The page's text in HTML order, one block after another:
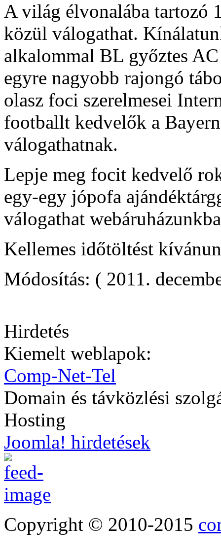
A világ élvonalába tartozó
közül válogathat.
alkalommal BL győztes
egyre nagyobb rajongó
olasz foci szerelmesei
footballt kedvelők a
válogathatnak.
Lepje meg focit kedvelő
egy-egy jópofa
válogathat
Kellemes időtöltést
Módosítás: ( 2011.
Hirdetés
Kiemelt weblapok:
Comp-Net-Tel
Domain és távközlési
Hosting
Joomla! hirdetések
Copyright © 2010-2015